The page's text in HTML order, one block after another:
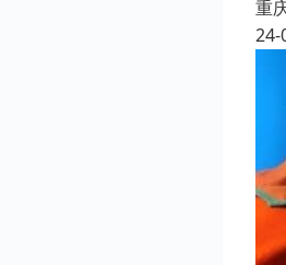
重
24-